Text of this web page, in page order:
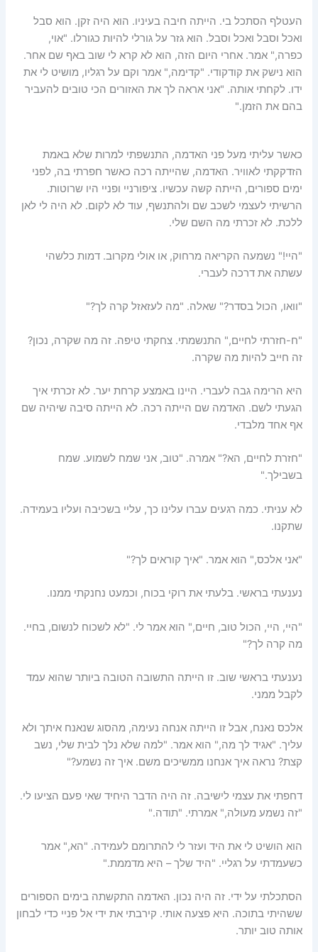
העטלף הסתכל בי. הייתה חיבה בעיניו. הוא היה זקן. הוא סבל
ואכל וסבל ואכל וסבל. הוא גזר על גורלי להיות כגורלו. "אוי,
כפרה," אמר. אחרי היום הזה, הוא לא קרא לי שוב באף שם אחר.
הוא נישק את קודקודי. "קדימה," אמר וקם על רגליו, מושיט לי את
ידו. לקחתי אותה. "אני אראה לך את האזורים הכי טובים להעביר
בהם את הזמן."
כאשר עליתי מעל פני האדמה, התנשפתי למרות שלא באמת
הזדקקתי לאוויר. האדמה, שהייתה רכה כאשר חפרתי בה, לפני
ימים ספורים, הייתה קשה עכשיו. ציפורניי ופניי היו שרוטות.
הרשיתי לעצמי לשכב שם ולהתנשף, עוד לא לקום. לא היה לי לאן
ללכת. לא זכרתי מה השם שלי.
"היי!" נשמעה הקריאה מרחוק, או אולי מקרוב. דמות כלשהי
עשתה את דרכה לעברי.
"וואו, הכול בסדר?" שאלה. "מה לעזאזל קרה לך?"
"ח-חזרתי לחיים," התנשמתי. צחקתי טיפה. זה מה שקרה, נכון?
זה חייב להיות מה שקרה.
היא הרימה גבה לעברי. היינו באמצע קרחת יער. לא זכרתי איך
הגעתי לשם. האדמה שם הייתה רכה. לא הייתה סיבה שיהיה שם
אף אחד מלבדי.
"חזרת לחיים, הא?" אמרה. "טוב, אני שמח לשמוע. שמח
בשבילך."
לא עניתי. כמה רגעים עברו עלינו כך, עליי בשכיבה ועליו בעמידה.
שתקנו.
"אני אלכס," הוא אמר. "איך קוראים לך?"
נענעתי בראשי. בלעתי את רוקי בכוח, וכמעט נחנקתי ממנו.
"היי, היי, הכול טוב, חיים," הוא אמר לי. "לא לשכוח לנשום, בחיי.
מה קרה לך?"
נענעתי בראשי שוב. זו הייתה התשובה הטובה ביותר שהוא עמד
לקבל ממני.
אלכס נאנח, אבל זו הייתה אנחה נעימה, מהסוג שנאנח איתך ולא
עליך. "אגיד לך מה," הוא אמר. "למה שלא נלך לבית שלי, נשב
קצת? נראה איך אנחנו ממשיכים משם. איך זה נשמע?"
דחפתי את עצמי לישיבה. זה היה הדבר היחיד שאי פעם הציעו לי.
"זה נשמע מעולה," אמרתי. "תודה."
הוא הושיט לי את היד ועזר לי להתרומם לעמידה. "הא," אמר
כשעמדתי על רגליי. "היד שלך – היא מדממת."
הסתכלתי על ידי. זה היה נכון. האדמה התקשתה בימים הספורים
ששהיתי בתוכה. היא פצעה אותי. קירבתי את ידי אל פניי כדי לבחון
אותה טוב יותר.